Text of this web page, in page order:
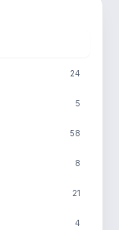
24
5
58
8
21
4